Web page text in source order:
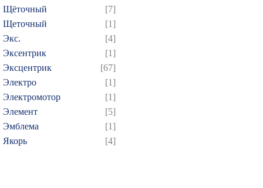
Щёточный
[7]
Щеточный
[1]
Экс.
[4]
Эксентрик
[1]
Эксцентрик
[67]
Электро
[1]
Электромотор
[1]
Элемент
[5]
Эмблема
[1]
Якорь
[4]